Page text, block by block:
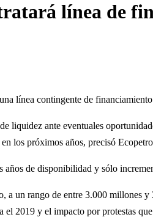
línea de
línea contingente de
liquidez ante eventuales
los próximos años, precisó
de disponibilidad y sólo
a un rango de entre 3.000
el 2019 y el impacto por protestas